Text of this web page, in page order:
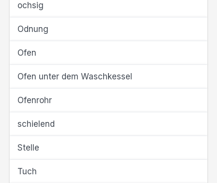
ochsig
Odnung
Ofen
Ofen unter dem Waschkessel
Ofenrohr
schielend
Stelle
Tuch